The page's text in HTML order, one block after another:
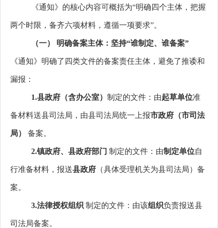
《通知》的核心内容可概括为“明确四个主体，把握
两个时限，备齐六项材料，遵循一项要求”。
（一） 明确备案主体：坚持“谁制定、谁备案”
《通知》明确了四类文件的备案责任主体，避免了推诿和
漏报：
1.县政府（含办公室） 制定的文件：由起草单位准
备材料送县司法局，由县司法局统一上报市政府（市司法
局） 备案。
2.镇政府、县政府部门 制定的文件：由制定单位自
行准备材料，报送县政府 （具体受理机关为县司法局）备
案。
3.法律授权组织 制定的文件：由该组织负责报送县
司法局备案。